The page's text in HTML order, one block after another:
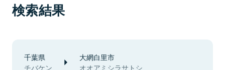
検索結果
千葉県
チバケン
大網白里市
オオアミシラサトシ